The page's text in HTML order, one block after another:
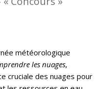
météorologique
les nuages,
cruciale des nuages pour